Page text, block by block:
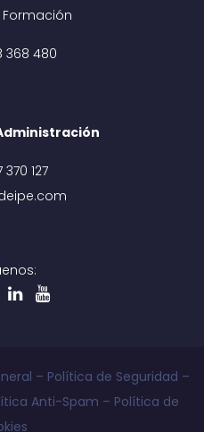
368 480
370 127
– Política de Seguridad –
Anti-Spam – Política de